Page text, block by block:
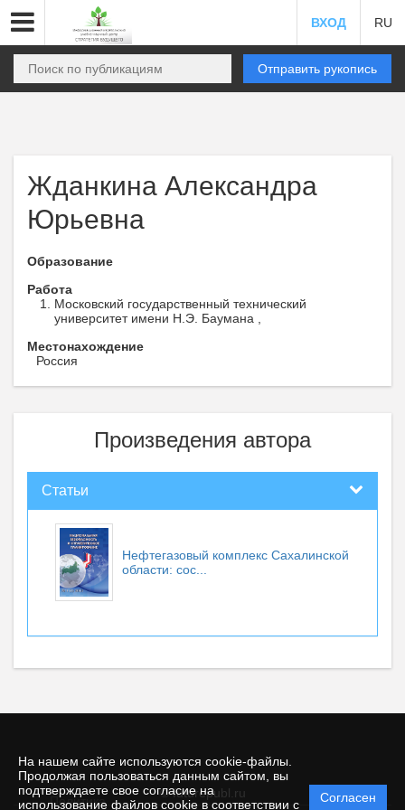
На нашем сайте используются cookie-файлы.
Продолжая пользоваться данным сайтом, вы
подтверждаете свое согласие на
использование файлов cookie в соответствии с
Согласен
ВХОД RU
Отправить рукопись
Жданкина Александра
Юрьевна
Образование
Работа
Московский государственный технический
университет имени Н.Э. Баумана ,
Местонахождение
Россия
Произведения автора
Статьи
Нефтегазовый комплекс Сахалинской
области: сос...
© futurepubl.ru
Политика